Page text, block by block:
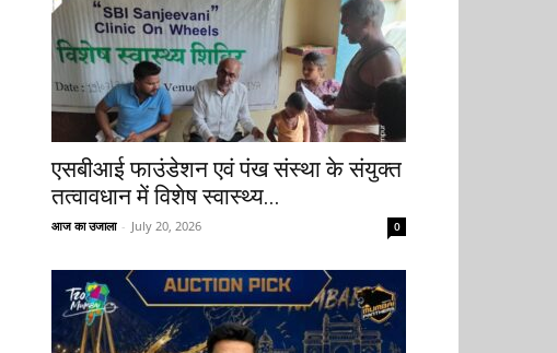
एसबीआई फाउंडेशन एवं पंख संस्था के संयुक्त
तत्वावधान में विशेष स्वास्थ्य...
आज का उजाला - July 20, 2026 0